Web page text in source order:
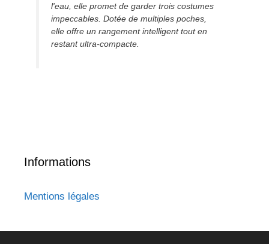
l'eau, elle promet de garder trois costumes
impeccables. Dotée de multiples poches,
elle offre un rangement intelligent tout en
restant ultra-compacte.
Informations
Mentions légales